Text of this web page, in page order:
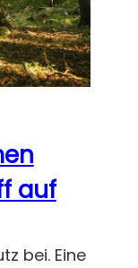
auf
bei. Eine